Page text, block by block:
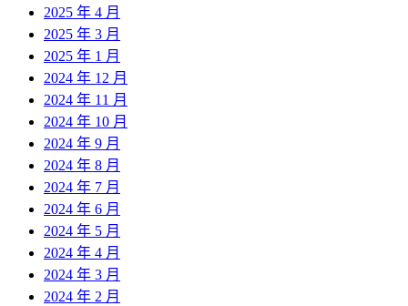
2025 年 4 月
2025 年 3 月
2025 年 1 月
2024 年 12 月
2024 年 11 月
2024 年 10 月
2024 年 9 月
2024 年 8 月
2024 年 7 月
2024 年 6 月
2024 年 5 月
2024 年 4 月
2024 年 3 月
2024 年 2 月